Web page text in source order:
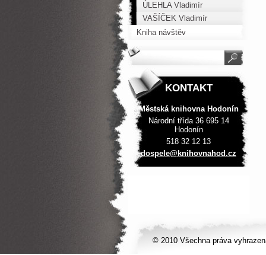
ÚLEHLA Vladimír
VAŠÍČEK Vladimír
Kniha návštěv
KONTAKT
Městská knihovna Hodonín
Národní třída 36 695 14
Hodonín
518 32 12 13
dospele@ knihovnahod.cz
© 2010 Všechna práva